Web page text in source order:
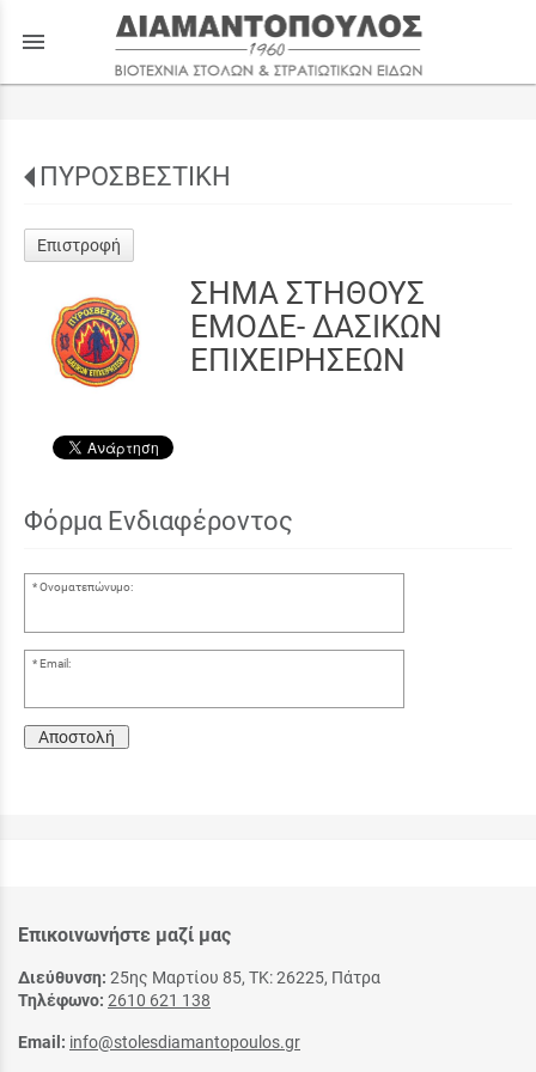
menu
ΠΥΡΟΣΒΕΣΤΙΚΗ
Επιστροφή
ΣΗΜΑ ΣΤΗΘΟΥΣ
ΕΜΟΔΕ- ΔΑΣΙΚΩΝ
ΕΠΙΧΕΙΡΗΣΕΩΝ
Φόρμα Ενδιαφέροντος
Ονοματεπώνυμο:
Email:
Αποστολή
Επικοινωνήστε μαζί μας
Διεύθυνση: 25ης Μαρτίου 85, ΤΚ: 26225, Πάτρα
Τηλέφωνο: 2610 621 138
Email: info@stolesdiamantopoulos.gr